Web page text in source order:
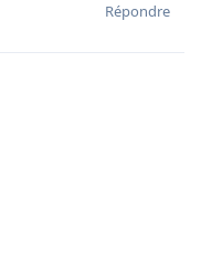
Répondre